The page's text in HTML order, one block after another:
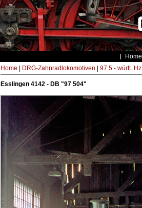
Home
Home DRG-Zahnradlokomotiven 97.5 - württ. Hz
Esslingen 4142 - DB "97 504"